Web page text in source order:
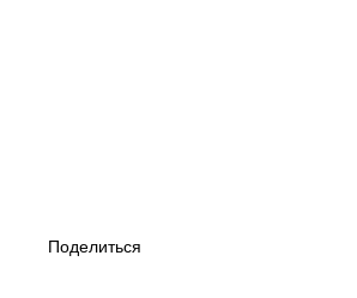
Поделиться